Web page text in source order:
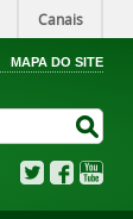
Canais
MAPA DO SITE
TwitterFacebook